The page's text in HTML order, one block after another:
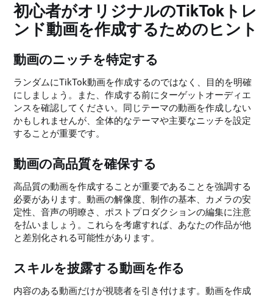
初心者がオリジナルのTikTokトレ
ンド動画を作成するためのヒント
動画のニッチを特定する
ランダムにTikTok動画を作成するのではなく、目的を明確
にしましょう。また、作成する前にターゲットオーディエ
ンスを確認してください。同じテーマの動画を作成しない
かもしれませんが、全体的なテーマや主要なニッチを設定
することが重要です。
動画の高品質を確保する
高品質の動画を作成することが重要であることを強調する
必要があります。動画の解像度、制作の基本、カメラの安
定性、音声の明瞭さ、ポストプロダクションの編集に注意
を払いましょう。これらを考慮すれば、あなたの作品が他
と差別化される可能性があります。
スキルを披露する動画を作る
内容のある動画だけが視聴者を引き付けます。動画を作成